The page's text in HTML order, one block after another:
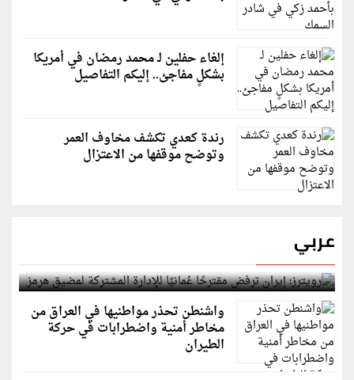
إلغاء حفلين لـ محمد رمضان في أمريكا
بشكلٍ مفاجئ.. إليكم التفاصيل
رندة كعدي تكشف مخاوف العمر
وتوضح موقفها من الاعتزال
عربي
رويترز: إيران ترفض مقترحًا عُمانيًا للإدارة المشتركة
لمضيق هرمز
واشنطن تحذر مواطنيها في العراق من
مخاطر أمنية واضطرابات في حركة
الطيران